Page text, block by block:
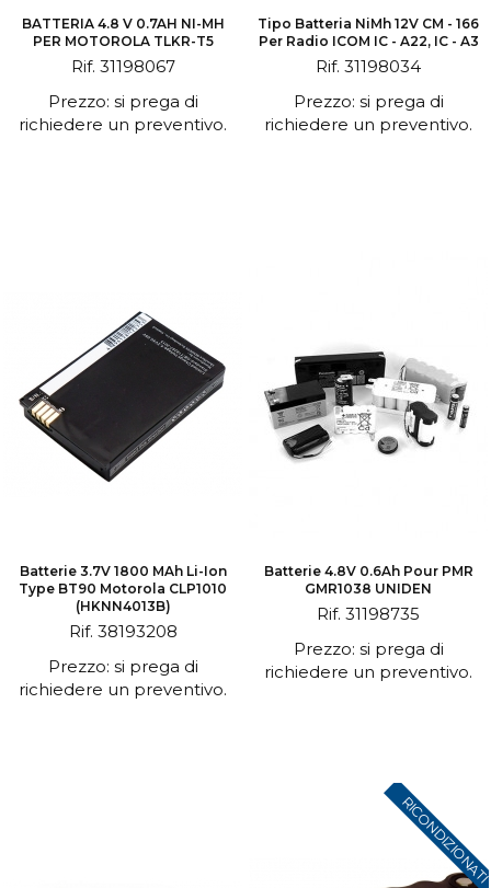
BATTERIA 4.8 V 0.7AH NI-MH
PER MOTOROLA TLKR-T5
Rif. 31198067
Prezzo: si prega di
richiedere un preventivo.
Tipo Batteria NiMh 12V CM - 166
Per Radio ICOM IC - A22, IC - A3
Rif. 31198034
Prezzo: si prega di
richiedere un preventivo.
Batterie 3.7V 1800 MAh Li-Ion
Type BT90 Motorola CLP1010
(HKNN4013B)
Rif. 38193208
Prezzo: si prega di
richiedere un preventivo.
Batterie 4.8V 0.6Ah Pour PMR
GMR1038 UNIDEN
Rif. 31198735
Prezzo: si prega di
richiedere un preventivo.
RICONDIZIONATI